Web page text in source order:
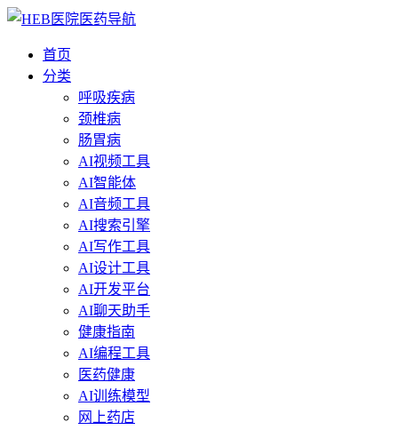
首页
分类
呼吸疾病
颈椎病
肠胃病
AI视频工具
AI智能体
AI音频工具
AI搜索引擎
AI写作工具
AI设计工具
AI开发平台
AI聊天助手
健康指南
AI编程工具
医药健康
AI训练模型
网上药店